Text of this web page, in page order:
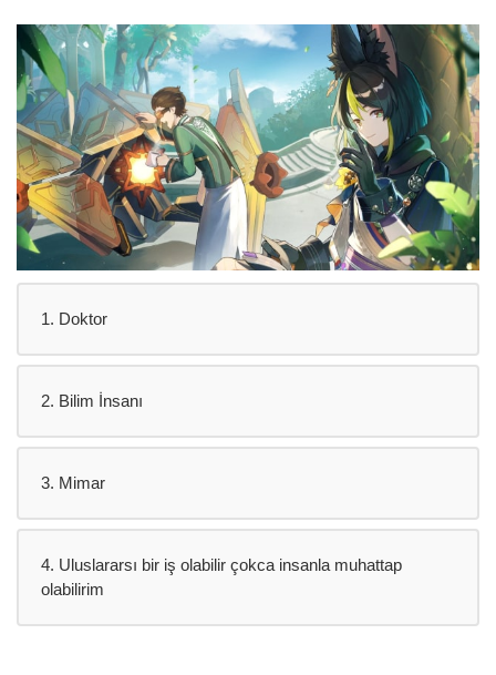
1. Doktor
2. Bilim İnsanı
3. Mimar
4. Uluslararsı bir iş olabilir çokca insanla muhattap
olabilirim